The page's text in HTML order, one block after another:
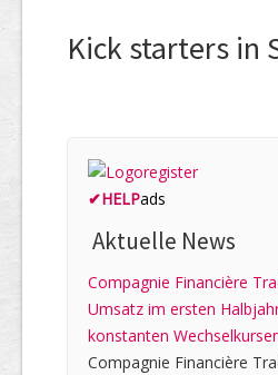
Kick starters in
✔HELPads
Aktuelle News
Compagnie Financière
Umsatz im ersten
konstanten
Compagnie Financière